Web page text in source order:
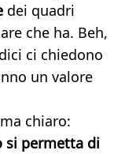
dei quadri
che ha. Beh,
ci chiedono
un valore
chiaro:
si permetta di